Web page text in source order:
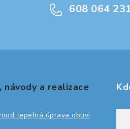
608 064
návody a realizace
tepelná úprava obuvi